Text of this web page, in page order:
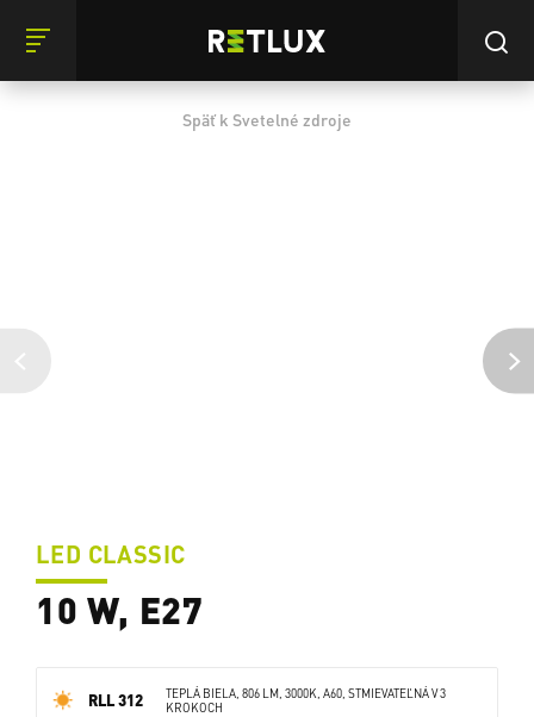
Späť k Svetelné zdroje
LED CLASSIC
10 W, E27
RLL 312
TEPLÁ BIELA, 806 LM, 3000K, A60, STMIEVATEĽNÁ V 3
KROKOCH